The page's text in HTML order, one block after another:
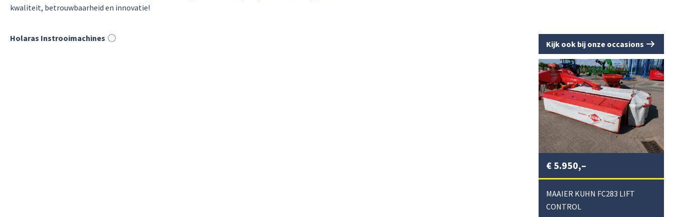
kwaliteit, betrouwbaarheid en innovatie!
Holaras Instrooimachines
Kijk ook bij onze occasions
€ 5.950,–
MAAIER KUHN FC283 LIFT
CONTROL